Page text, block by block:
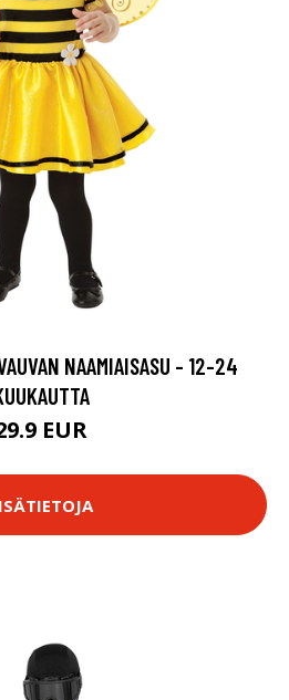
NAAMIAISASU - 12-24
EUR